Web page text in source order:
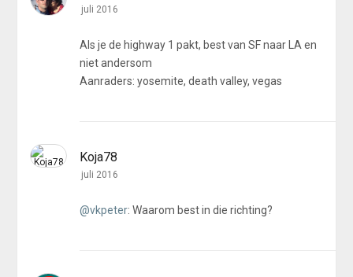
juli 2016
Als je de highway 1 pakt, best van SF naar LA en
niet andersom
Aanraders: yosemite, death valley, vegas
Koja78
juli 2016
@vkpeter: Waarom best in die richting?